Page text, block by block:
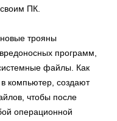
ПК.
трояны
программ,
файлы. Как
компьютер, создают
чтобы после
операционной